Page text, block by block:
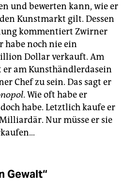
und bewerten kann, wie er
Kunstmarkt gilt. Dessen
kommentiert Zwirner
habe noch nie ein
Dollar verkauft. Am
er am Kunsthändlerdasein
Chef zu sein. Das sagt er
. Wie oft habe er
habe. Letztlich kaufe er
Nur müsse er sie
Gewalt“